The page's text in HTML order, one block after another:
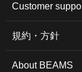
Customer
規約・方針
About BEAMS